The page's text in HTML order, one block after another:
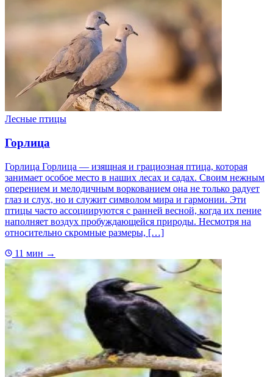
Лесные птицы
Горлица
Горлица Горлица — изящная и грациозная птица, которая
занимает особое место в наших лесах и садах. Своим нежным
оперением и мелодичным воркованием она не только радует
глаз и слух, но и служит символом мира и гармонии. Эти
птицы часто ассоциируются с ранней весной, когда их пение
наполняет воздух пробуждающейся природы. Несмотря на
относительно скромные размеры, […]
11 мин →